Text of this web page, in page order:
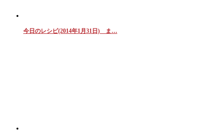
今日のレシピ(2014年1月31日) ま…